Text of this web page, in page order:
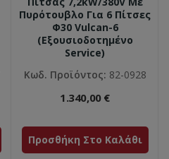
Πυρότουβλο Για 6 Πίτσες
Φ30 Vulcan-6
(Εξουσιοδοτημένο
Service)
Κωδ. Προϊόντος: 82-0928
1.340,00 €
Προσθήκη Στο Καλάθι